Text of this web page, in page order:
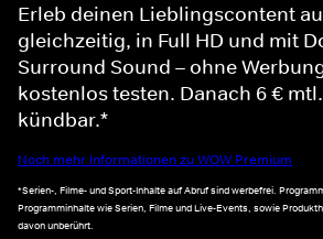
Erleb deinen Lieblingscontent
gleichzeitig, in Full HD und mit
Surround Sound – ohne
kostenlos testen. Danach 6 €
kündbar.*
Noch mehr Informationen zu WOW Premium
*Serien-, Filme- und Sport-Inhalte auf Abruf sind werbefrei.
Programminhalte wie Serien, Filme und Live-Events, sowie
davon unberührt.